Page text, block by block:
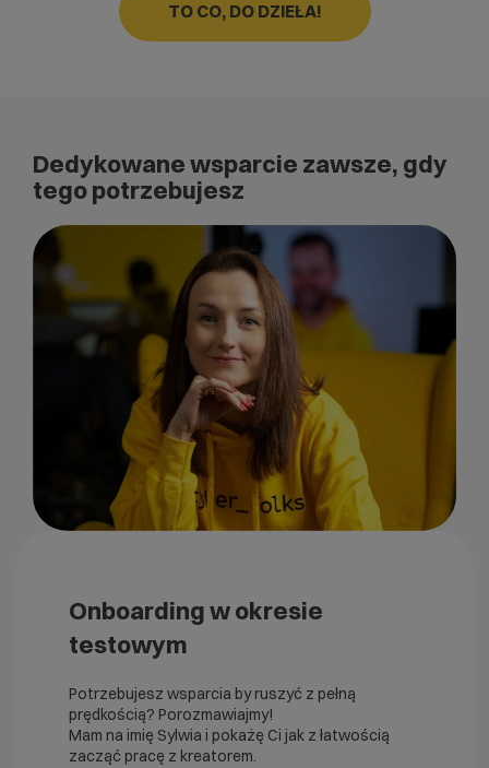
TO CO, DO DZIEŁA!
Dedykowane wsparcie zawsze, gdy
tego potrzebujesz
Onboarding w okresie
testowym
Potrzebujesz wsparcia by ruszyć z pełną
prędkością? Porozmawiajmy!
Mam na imię Sylwia i pokażę Ci jak z łatwością
zacząć pracę z kreatorem.